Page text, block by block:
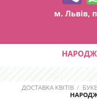
м. Львів,
ДОСТАВКА КВІТІВ /